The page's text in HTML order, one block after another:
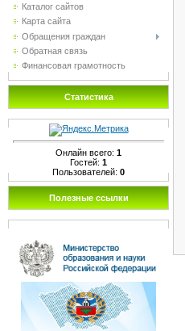
Каталог сайтов
Карта сайта
Обращения граждан
Обратная связь
Финансовая грамотность
Статистика
Онлайн всего: 1
Гостей: 1
Пользователей: 0
Полезные ссылки